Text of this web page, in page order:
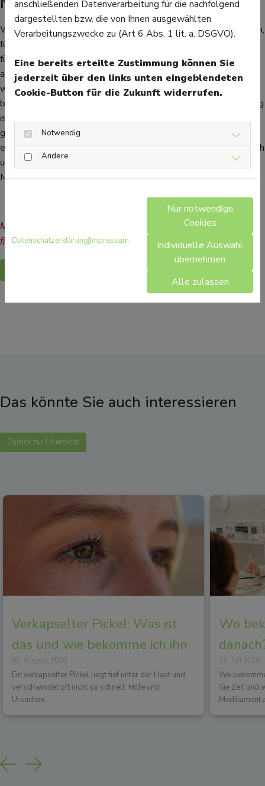
Wenn die Mädchen die Mädchensprechstunde besuchen wollen,
füllen sie zunächst einen Fragebogen aus. Dieser ist die Basis
für das Gespräch mit dem Arzt. Der Impfstatus wird abgefragt,
auf Wunsch können fehlende Impfungen sofort verabreicht
werden. Außerdem gibt es Informationen über Untersuchungen
beim Gynäkologen, um hier Ängsten vorzubeugen. Die Beratung
ist freiwillig, kein Mädchen muss zur Mädchensprechstunde
gehen. Und auch was dort passiert, können die Mädchen selbst
entscheiden - ob sie nur reden wollen oder ob sie sich körperlich
untersuchen lassen. Denn auch das ist bei der
Mädchensprechstunde M1 möglich.
Mehr Gesundheitsinformationen zum Thema Jugendliche
finden Sie hier.
Das könnte Sie auch interessieren
Zurück zur Übersicht
Verkapselter Pickel: Was ist
das und wie bekomme ich ihn
los?
05. August 2026
Ein verkapselter Pickel liegt tief unter der Haut und
verschwindet oft nicht so schnell. Hilfe und
Ursachen.
Wo
29. Juli 2026
Wo
Sie Zeit und
Medikament
Previous
Next
anschließenden Datenverarbeitung für die nachfolgend
dargestellten bzw. die von Ihnen ausgewählten
Verarbeitungszwecke zu (Art 6 Abs. 1 lit. a. DSGVO).
Eine bereits erteilte Zustimmung können Sie
jederzeit über den links unten eingeblendeten
Cookie-Button für die Zukunft widerrufen.
Notwendig
Andere
Datenschutzerklärung|Impressum
Nur notwendige
Cookies
Individuelle Auswahl
übernehmen
Alle zulassen